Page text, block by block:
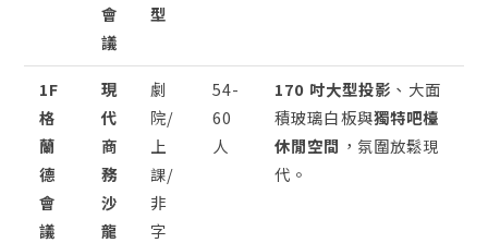
會
議
型
1F
格
蘭
德
會
議
現
代
商
務
沙
龍
劇
院/
上
課/
非
字
54-
60
人
170 吋大型投影 、大面
積玻璃白板與獨特吧檯
休閒空間 ，氛圍放鬆現
代。